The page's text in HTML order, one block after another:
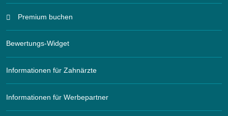
Premium buchen
Bewertungs-Widget
Informationen für Zahnärzte
Informationen für Werbepartner